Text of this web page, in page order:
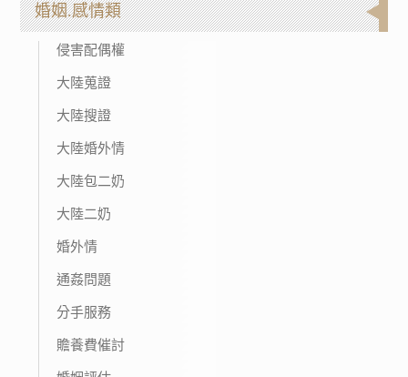
婚姻.感情類
侵害配偶權
大陸蒐證
大陸搜證
大陸婚外情
大陸包二奶
大陸二奶
婚外情
通姦問題
分手服務
贍養費催討